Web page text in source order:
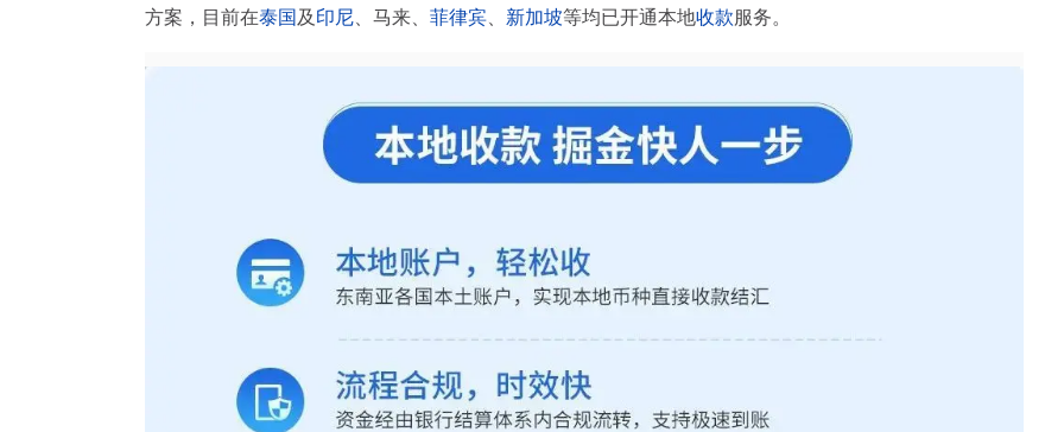
方案，目前在泰国 及 印尼、马来、 菲律宾、 新加坡等均已开通本地收款服务。